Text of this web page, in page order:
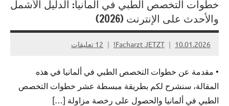
خطوات التخصص الطبي في ألمانيا: الدليل الأشمل
والأحدث على الإنترنت (2026)
10.01.2026
Facharzt JETZT! 12 تعليقات
• مقدمة عن خطوات التخصص الطبي في ألمانيا في هذه
المقالة، سنشرح لكم بطريقة مبسطة عشر خطوات التخصص
الطبي في ألمانيا والحصول على رخصة مزاولة […]